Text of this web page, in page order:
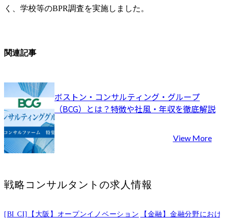
く、学校等のBPR調査を実施しました。
関連記事
ボストン・コンサルティング・グループ
（BCG）とは？特徴や社風・年収を徹底解説
View More
戦略コンサルタント の求人情報
[BI CI]【大阪】オープンイノベーション
【金融】金融分野におけ